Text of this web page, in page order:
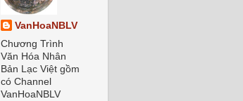
VanHoaNBLV
Chương Trình
Văn Hóa Nhân
Bản Lạc Việt gồm
có Channel
VanHoaNBLV